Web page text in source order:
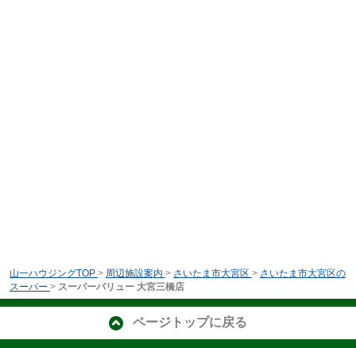
山一ハウジングTOP > 周辺施設案内 > さいたま市大宮区 > さいたま市大宮区の
スーパー > スーパーバリュー 大宮三橋店
ページトップに戻る